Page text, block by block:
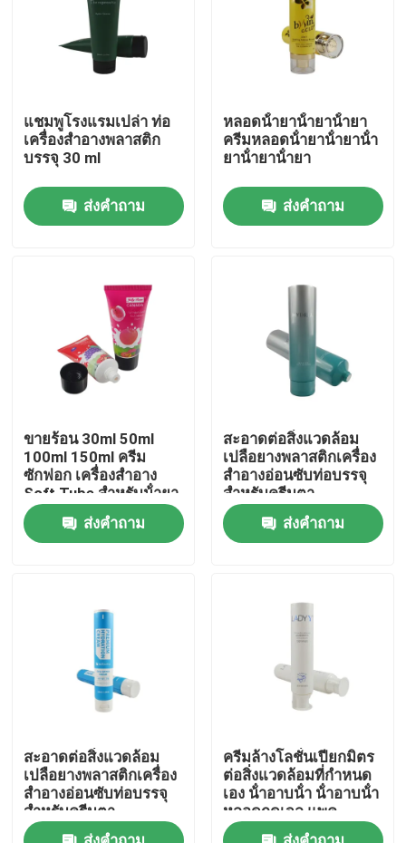
สินค้า
เกี่ยวกับเรา
ทัวร์โรงงาน
การควบคุมคุณภาพ
ท่อเสริมกาย
หลอดสกัด
หลอดเครื่องสำอางเปล่า
แชมพูโรงแรมเปล่า ท่อ
เครื่องสําอางพลาสติก
บรรจุ 30 ml
ส่งคำถาม
หลอดน้ํายาน้ํายาน้ํายา
ครีมหลอดน้ํายาน้ํายาน้ํา
ยาน้ํายาน้ํายา
ส่งคำถาม
ขายร้อน 30ml 50ml
100ml 150ml ครีม
ซักฟอก เครื่องสําอาง
Soft Tube สําหรับน้ํายา
ผสมร่างกาย ครีมมือ
เครื่องสําอางท่อ
ส่งคำถาม
สะอาดต่อสิ่งแวดล้อม
เปลือยางพลาสติกเครื่อง
สําอางอ่อนซับท่อบรรจุ
สําหรับครีมตา
ส่งคำถาม
สะอาดต่อสิ่งแวดล้อม
เปลือยางพลาสติกเครื่อง
สําอางอ่อนซับท่อบรรจุ
สําหรับครีมตา
ครีมล้างโลชั่นเปียกมิตร
ต่อสิ่งแวดล้อมที่กําหนด
เอง น้ําอาบน้ํา น้ําอาบน้ํา
หลอดกดเจล แพค
พลาสติกหลอดอ่อน